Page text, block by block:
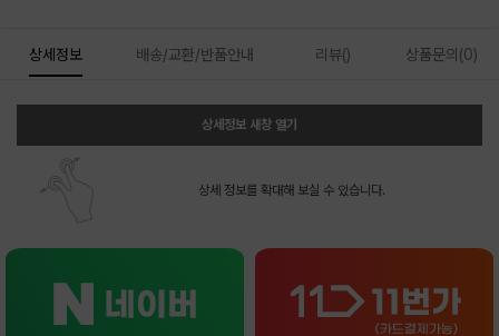
상세정보 배송/교환/반품안내 리뷰() 상품문의(0)
상세정보 새창 열기
상세 정보를 확대해 보실 수 있습니다.